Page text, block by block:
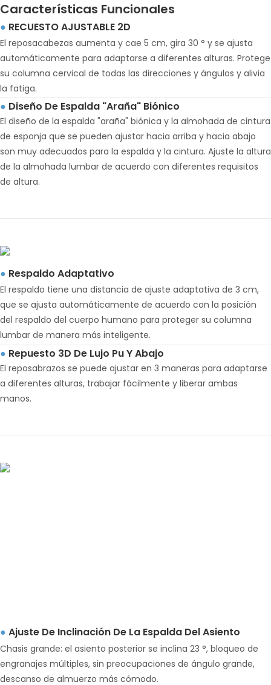
Características Funcionales
● RECUESTO AJUSTABLE 2D
El reposacabezas aumenta y cae 5 cm, gira 30 ° y se ajusta
automáticamente para adaptarse a diferentes alturas. Protege
su columna cervical de todas las direcciones y ángulos y alivia
la fatiga.
● Diseño De Espalda "araña" Biónico
El diseño de la espalda "araña" biónica y la almohada de cintura
de esponja que se pueden ajustar hacia arriba y hacia abajo
son muy adecuados para la espalda y la cintura. Ajuste la altura
de la almohada lumbar de acuerdo con diferentes requisitos
de altura.
● Respaldo Adaptativo
El respaldo tiene una distancia de ajuste adaptativa de 3 cm,
que se ajusta automáticamente de acuerdo con la posición
del respaldo del cuerpo humano para proteger su columna
lumbar de manera más inteligente.
● Repuesto 3D De Lujo Pu Y Abajo
El reposabrazos se puede ajustar en 3 maneras para adaptarse
a diferentes alturas, trabajar fácilmente y liberar ambas
manos.
● Ajuste De Inclinación De La Espalda Del Asiento
Chasis grande: el asiento posterior se inclina 23 °, bloqueo de
engranajes múltiples, sin preocupaciones de ángulo grande,
descanso de almuerzo más cómodo.